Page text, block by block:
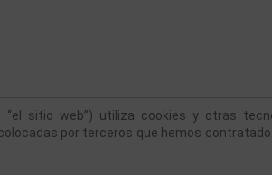
“el sitio web”) utiliza cookies y otras
por terceros que hemos